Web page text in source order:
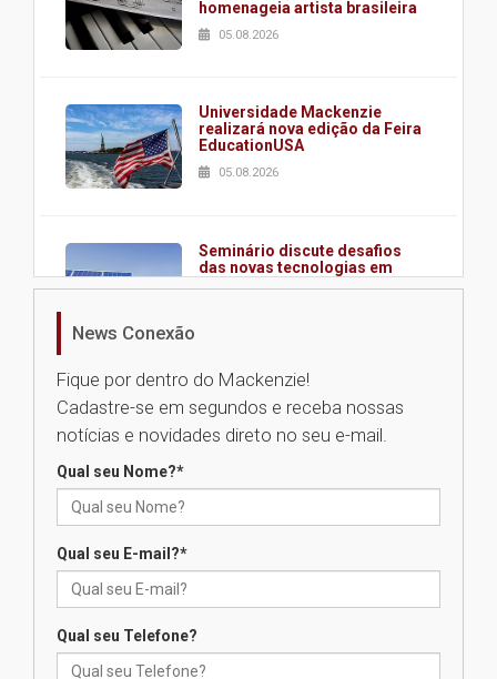
homenageia artista brasileira
05.08.2026
Universidade Mackenzie
realizará nova edição da Feira
EducationUSA
05.08.2026
Seminário discute desafios
das novas tecnologias em
Mackenzie recepciona os
calouros do segundo semestre
de 2026
Como o Colégio Mackenzie
mesmo do Ensino Médio
04.08.2026
News Conexão
Fique por dentro do Mackenzie!
Cadastre-se em segundos e receba nossas
notícias e novidades direto no seu e-mail.
Qual seu Nome?*
Qual seu E-mail?*
Qual seu Telefone?